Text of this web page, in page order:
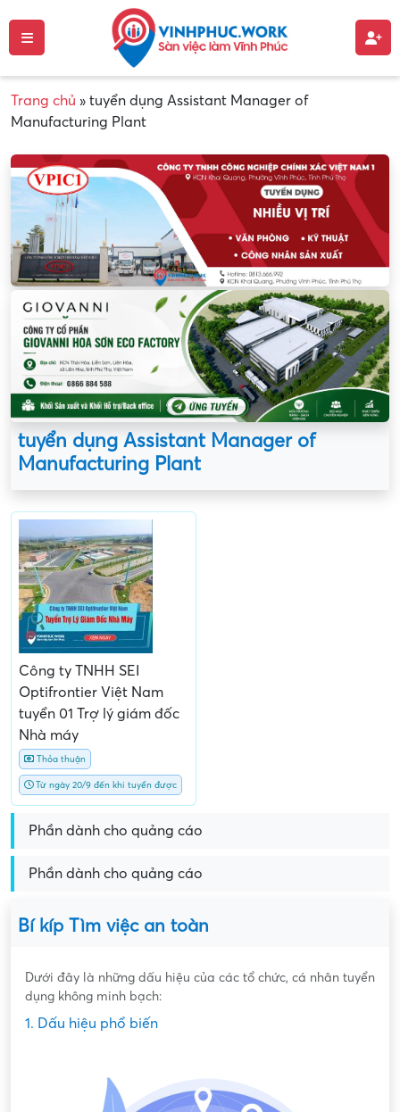
Trang chủ » tuyển dụng Assistant Manager of
Manufacturing Plant
tuyển dụng Assistant Manager of
Manufacturing Plant
Công ty TNHH SEI
Optifrontier Việt Nam
tuyển 01 Trợ lý giám đốc
Nhà máy
Thỏa thuận
Từ ngày 20/9 đến khi tuyển được
Phần dành cho quảng cáo
Phần dành cho quảng cáo
Bí kíp Tìm việc an toàn
Dưới đây là những dấu hiệu của các tổ chức, cá nhân tuyển
dụng không minh bạch:
1. Dấu hiệu phổ biến